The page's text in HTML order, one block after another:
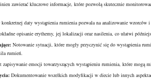
zawierać kluczowe informacje, które pozwolą skutecznie
konkretnej daty wystąpienia rumienia pozwala na analizowanie
opisanie erythemy, jej lokalizacji oraz nasilenia, co ułatwi
Notowanie sytuacji, które mogły przyczynić się do wystąpienia
rumień.
zapisywanie emocji towarzyszących wystąpieniu rumienia, które mogą
Dokumentowanie wszelkich modyfikacji w diecie lub innych